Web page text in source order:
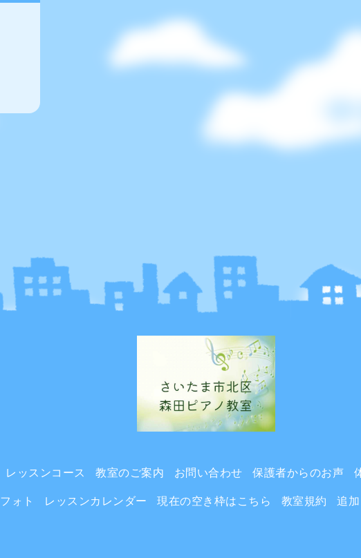
レッスンコース 教室のご案内 お問い合わせ 保護者からのお声
フォト レッスンカレンダー 現在の空き枠はこちら 教室規約 追